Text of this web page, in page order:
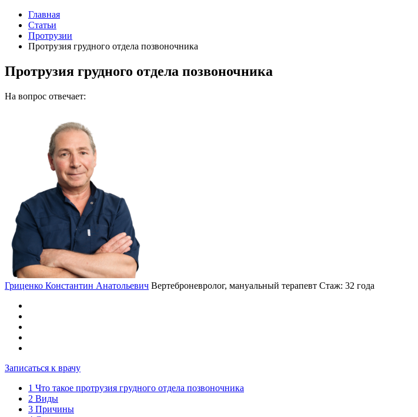
Главная
Статьи
Протрузии
Протрузия грудного отдела позвоночника
Протрузия грудного отдела позвоночника
На вопрос отвечает:
Гриценко Константин Анатольевич Вертеброневролог, мануальный терапевт Стаж: 32 года
Записаться к врачу
1 Что такое протрузия грудного отдела позвоночника
2 Виды
3 Причины